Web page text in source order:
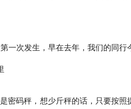
一次发生，早在去年，我们的同行
密码秤，想少斤秤的话，只要按